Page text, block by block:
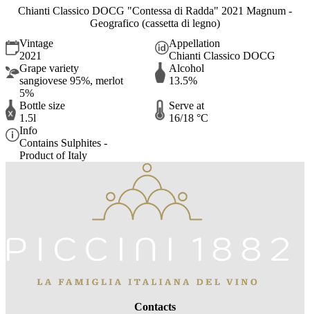
Chianti Classico DOCG "Contessa di Radda" 2021 Magnum -
Geografico (cassetta di legno)
Vintage
2021
Appellation
Chianti Classico DOCG
Grape variety
sangiovese 95%, merlot
5%
Alcohol
13.5%
Bottle size
1.5l
Serve at
16/18 °C
Info
Contains Sulphites -
Product of Italy
Contacts